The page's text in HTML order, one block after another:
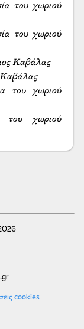
του χωριού
του χωριού
Καβάλας
Καβάλας
του χωριού
του χωριού
cookies